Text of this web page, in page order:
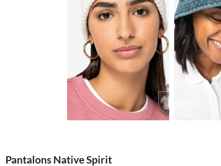
5.79€
Pantalons Native Spirit